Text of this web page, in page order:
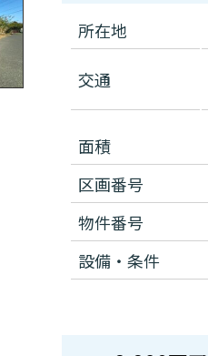
所在地
交通
面積
区画番号
物件番号
設備・条件